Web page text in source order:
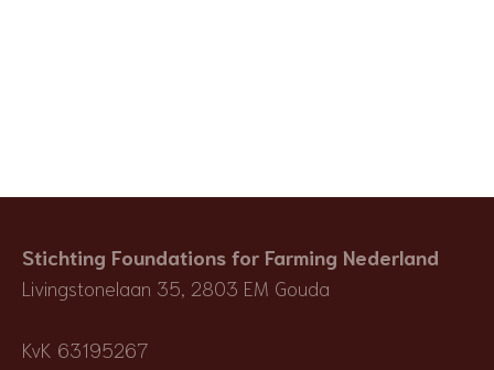
Stichting Foundations for Farming Nederland
Livingstonelaan 35, 2803 EM Gouda
KvK 63195267